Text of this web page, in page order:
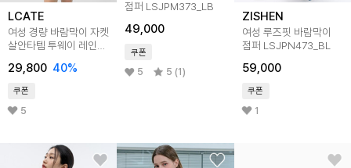
LCATE
여성 경량 바람막이 자켓
살안타템 투웨이 레인
29,800 40%
쿠폰
5
점퍼 LSJPM373_LB
49,000
쿠폰
5 5 (1)
ZISHEN
여성 루즈핏 바람막이
점퍼 LSJPN473_BL
59,000
쿠폰
1